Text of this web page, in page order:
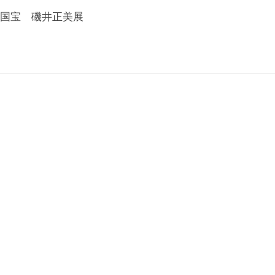
宝 磯井正美展